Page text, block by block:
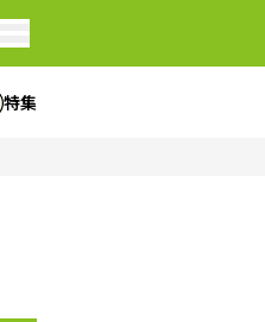
特集